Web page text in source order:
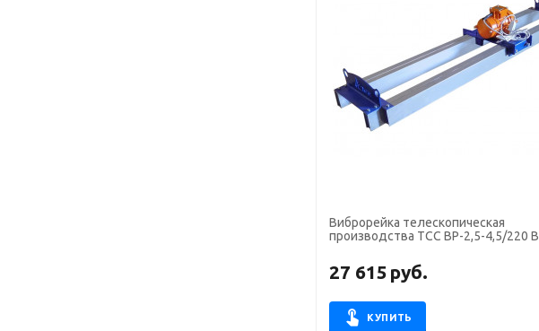
Виброрейка телескопическая
производства ТСС ВР-2,5-4,5/220 В
27 615 руб.
КУПИТЬ